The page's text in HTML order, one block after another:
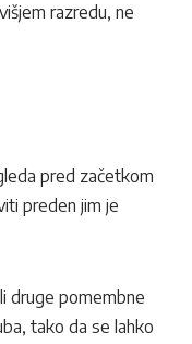
razredu, ne
pred začetkom
preden jim je
druge pomembne
tako da se lahko